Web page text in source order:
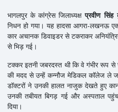
भागलपुर के कांग्रेस जिलाध्यक्षप्रवीण सिंह
निधन हो गया। यह हादसा आगरा-लखनऊ
कार अचानक डिवाइडर से टकराकर
से भिड़ गई।
टक्कर इतनी जबरदस्त थी कि वे गंभीर रूप से
की मदद से उन्हें कन्नौज मेडिकल कॉलेज ले
डॉक्टरों ने उनकी हालत नाजुक देखते हुए
उनकी तबीयत बिगड़ गई और अस्पताल
दिया।